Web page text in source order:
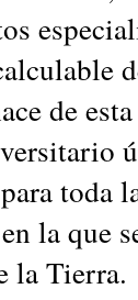
de
toda
la que
la Tierra.